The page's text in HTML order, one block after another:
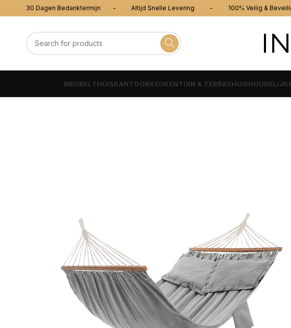
30 Dagen Bedanktermijn - Altijd Snelle Levering - 100% Veilig &
MEUBEL THUISKANTOORKEUKENTUIN & TERRAS